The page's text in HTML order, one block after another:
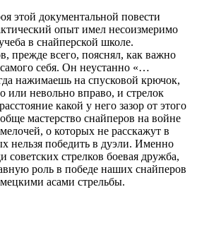
этой документальной повести
опыт имел несоизмеримо
в снайперской школе.
прежде всего, пояснял, как важно
себя. Он неустанно «…
нажимаешь на спусковой крючок,
или невольно вправо, и стрелок
какой у него зазор от этого
мастерство снайперов на войне
о которых не расскажут в
нельзя победить в дуэли. Именно
советских стрелков боевая дружба,
роль в победе наших снайперов
асами стрельбы.